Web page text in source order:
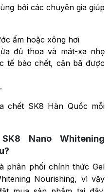
bởi các chuyên gia giúp
ấm hoặc xông hơi
đủ thoa và mát-xa nhẹ
tế bào chết, cặn bã được
chết SK8 Hàn Quốc mỗi
Nano Whitening
phân phối chính thức Gel
Nourishing, vì vậy